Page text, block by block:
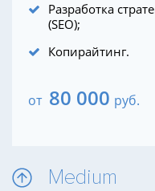
Разработка
(SEO);
Копирайтинг.
от 80 000 руб.
Medium